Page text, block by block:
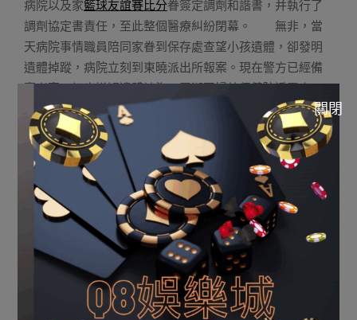
病院以及家籃球友誼賽比分眷簽定調劑和諧書，并執行了
調劑協定書責任，至此整個醫療糾紛閉幕。 無非，當
天病院事情職員陪同家眷到保存處查望小孩遺體，卻發明
遺體掉蹤，病院立刻到東曉派出所報案。現在警方已經備
案考察，初步嫌疑遺體被盜。羅湖區婦幼保健院透露表
現，該院對在事宜中存在遺體把守不嚴等義務向患者家眷
透露表現歉意，愿意努力共同警方開鋪考察取證事情。如
查實該院職員觸及遺體掉蹤事宜，將依法依規進行處置，
組成犯法的，移交司法機關依法追查刑事義務。針對此事
宜的產生，該院將立刻構造全院寧靜治理自查以及督
運彩
查，觸類旁通，強化寧靜問責，防范治理漏洞，切實提
高病院治理服務程度。 《深圳壹嬰兒遺體掉蹤：病院致歉
初步嫌疑遺體被盜》由河南消息網-豫都網供應，轉載請注
明出處：http://news.yuduxx.com/shwx/632482.html，
關閉